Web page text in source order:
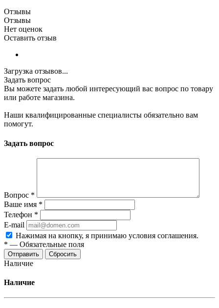
Отзывы
Отзывы
Нет оценок
Оставить отзыв
Загрузка отзывов...
Задать вопрос
Вы можете задать любой интересующий вас вопрос по товару
или работе магазина.
Наши квалифицированные специалисты обязательно вам
помогут.
Задать вопрос
Вопрос *
Ваше имя *
Телефон *
E-mail
Нажимая на кнопку, я принимаю условия соглашения.
* — Обязательные поля
Отправить Сбросить
Наличие
Наличие